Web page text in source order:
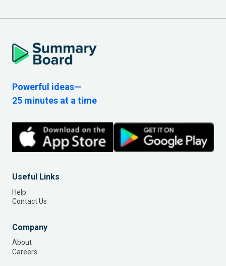
Powerful ideas—
25 minutes at a time
Useful Links
Help
Contact Us
Company
About
Careers